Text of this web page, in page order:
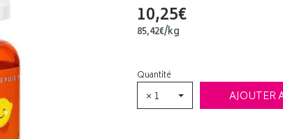
10,25€
85,42€/kg
Quantité
× 1 AJOUTER